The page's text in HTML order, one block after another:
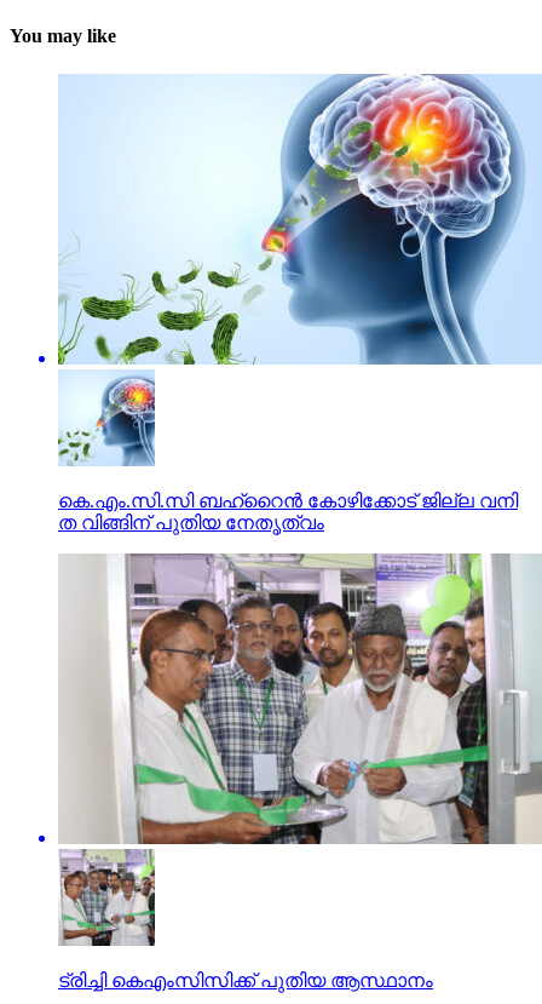
You may like
കെ.​എം.​സി.​സി ബ​ഹ്‌​റൈ​ൻ കോ​ഴി​ക്കോ​ട് ജി​ല്ല വ​നി​
ത വി​ങ്ങി​ന് പു​തി​യ നേ​തൃ​ത്വം
ട്രിച്ചി കെഎംസിസിക്ക് പുതിയ ആസ്ഥാനം